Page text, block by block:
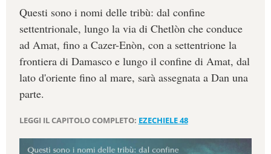
Questi sono i nomi delle tribù: dal confine
settentrionale, lungo la via di Chetlòn che conduce
ad Amat, fino a Cazer-Enòn, con a settentrione la
frontiera di Damasco e lungo il confine di Amat, dal
lato d'oriente fino al mare, sarà assegnata a Dan una
parte.
LEGGI IL CAPITOLO COMPLETO: EZECHIELE 48